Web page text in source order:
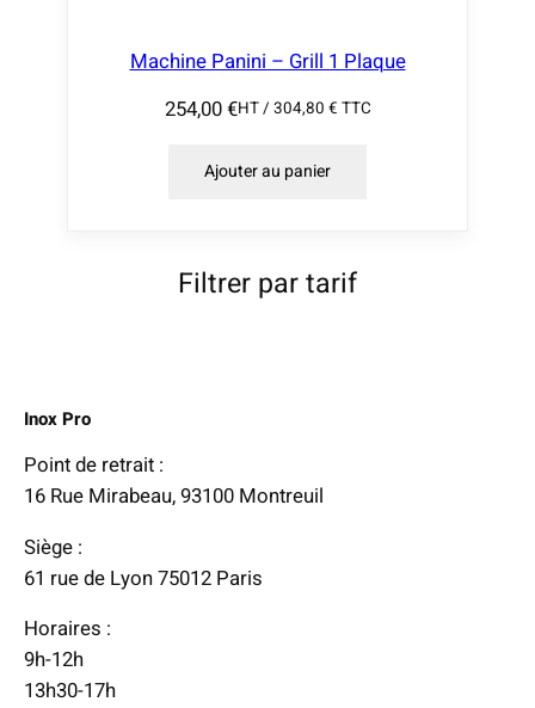
Machine Panini – Grill 1 Plaque
254,00€HT / 304,80 € TTC
Ajouter au panier
Filtrer par tarif
Inox Pro
Point de retrait :
16 Rue Mirabeau, 93100 Montreuil
Siège :
61 rue de Lyon 75012 Paris
Horaires :
9h-12h
13h30-17h